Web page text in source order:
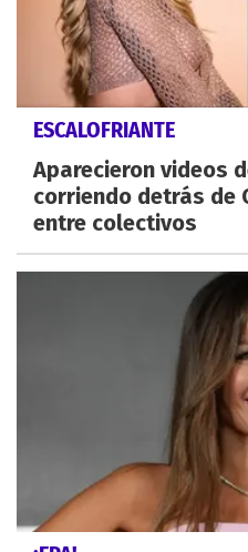
ESCALOFRIANTE
Aparecieron videos
corriendo detrás de
entre colectivos